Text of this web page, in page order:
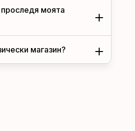
моята
магазин?